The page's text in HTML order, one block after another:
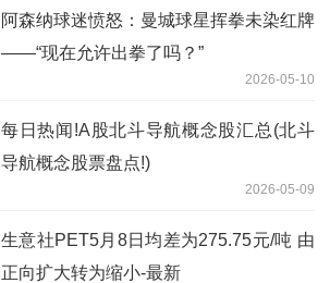
阿森纳球迷愤怒：曼城球星挥拳未染红牌
——“现在允许出拳了吗？”
2026-05-10
每日热闻!A股北斗导航概念股汇总(北斗
导航概念股票盘点!)
2026-05-09
生意社PET5月8日均差为275.75元/吨 由
正向扩大转为缩小-最新